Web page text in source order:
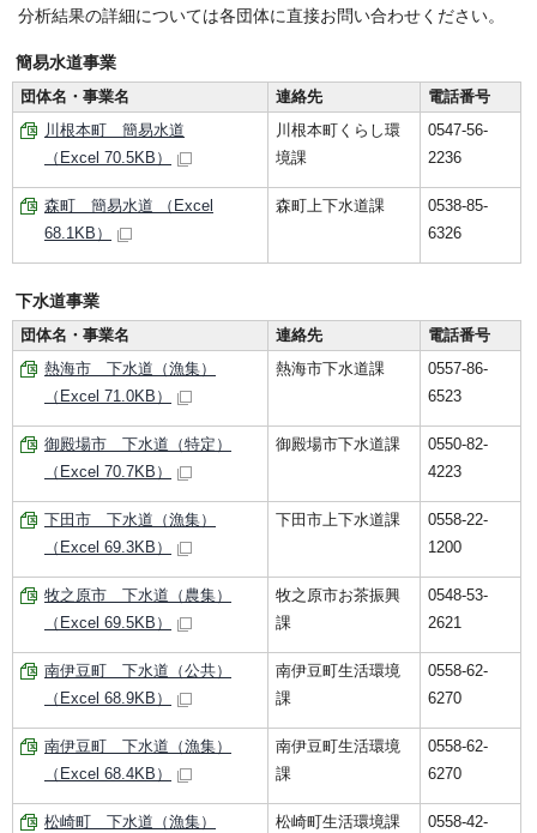
分析結果の詳細については各団体に直接お問い合わせください。
簡易水道事業
団体名・事業名
連絡先
電話番号
川根本町 簡易水道
（Excel 70.5KB）
川根本町くらし環
境課
0547-56-
2236
森町 簡易水道 （Excel
68.1KB）
森町上下水道課
0538-85-
6326
下水道事業
団体名・事業名
連絡先
電話番号
熱海市 下水道（漁集）
（Excel 71.0KB）
熱海市下水道課
0557-86-
6523
御殿場市 下水道（特定）
（Excel 70.7KB）
御殿場市下水道課
0550-82-
4223
下田市 下水道（漁集）
（Excel 69.3KB）
下田市上下水道課
0558-22-
1200
牧之原市 下水道（農集）
（Excel 69.5KB）
牧之原市お茶振興
課
0548-53-
2621
南伊豆町 下水道（公共）
（Excel 68.9KB）
南伊豆町生活環境
課
0558-62-
6270
南伊豆町 下水道（漁集）
（Excel 68.4KB）
南伊豆町生活環境
課
0558-62-
6270
松崎町 下水道（漁集）
松崎町生活環境課
0558-42-